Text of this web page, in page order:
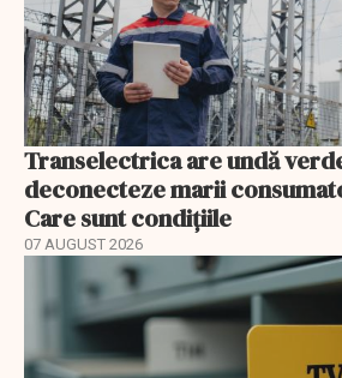
Transelectrica are undă
deconecteze marii
Care sunt condițiile
07 AUGUST 2026